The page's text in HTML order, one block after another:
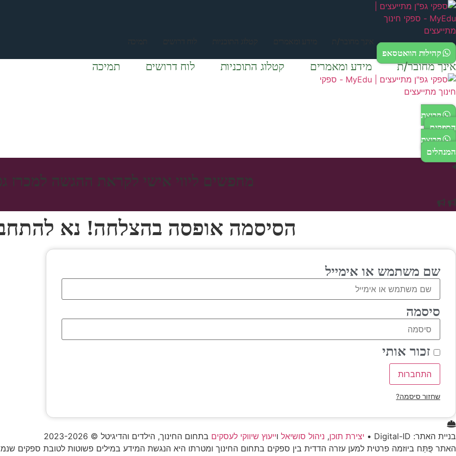
דלג
לתוכן
אינך מחובר/ת מידע ומאמרים קטלוג התוכניות לוח דרושים
תמיכה
קהילות הוואטסאפ
אינך מחובר/ת מידע ומאמרים קטלוג התוכניות לוח דרושים תמיכה
קבוצת
הספקים
קבוצת
המנהלים
מחפשים ליווי אישי לקראת ההגשה למכרז
הסיסמה אופסה בהצלחה! נא
שם משתמש או אימייל
סיסמה
זכור אותי
התחברות
שחזור סיסמה?
בניית האתר: Digital-ID • יצירת תוכן, ניהול סושיאל וייעוץ שיווקי לעסקים בתחום החינוך, הילדים והדיגיטל © 2023-2026
האתר פֻּתַּח ביוזמה פרטית למען עזרה הדדית בין ספקים בתחום החינוך ומטרתו היא הנגשת המידע במילים פשוטות לטובת ספקים